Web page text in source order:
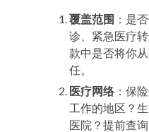
覆盖范围 ：是
诊、紧急医疗
款中是否将你
任。
医疗网络：保
工作的地区？
医院？提前查